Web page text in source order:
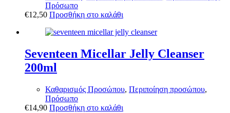
Πρόσωπο
€12,50 Προσθήκη στο καλάθι
Seventeen Micellar Jelly Cleanser
200ml
Καθαρισμός Προσώπου, Περιποίηση προσώπου,
Πρόσωπο
€14,90 Προσθήκη στο καλάθι